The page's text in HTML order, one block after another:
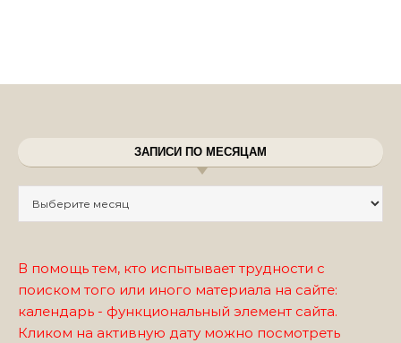
ЗАПИСИ ПО МЕСЯЦАМ
В помощь тем, кто испытывает трудности с
поиском того или иного материала на сайте:
календарь - функциональный элемент сайта.
Кликом на активную дату можно посмотреть